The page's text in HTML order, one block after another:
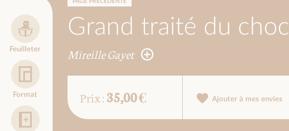
Grand traité du
Mireille Gayet
Feuilleter
Format Prix :35,00 € Ajouter à mes envies